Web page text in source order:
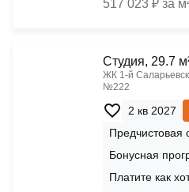
517 023 ₽ за
Cтудия, 29.7
ЖК 1‑й
№222
2 кв 2027
Предчистовая
Бонусная
Платите как